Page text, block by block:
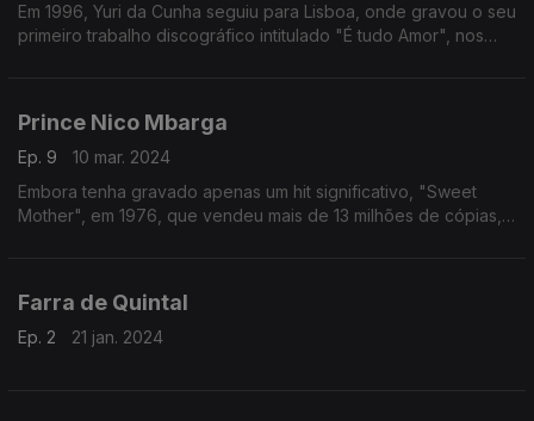
Em 1996, Yuri da Cunha seguiu para Lisboa, onde gravou o seu
primeiro trabalho discográfico intitulado "É tudo Amor", nos
Prince Nico Mbarga
Ep. 9
10 mar. 2024
Embora tenha gravado apenas um hit significativo, "Sweet
Mother", em 1976, que vendeu mais de 13 milhões de cópias,
Farra de Quintal
Ep. 2 21 jan. 2024